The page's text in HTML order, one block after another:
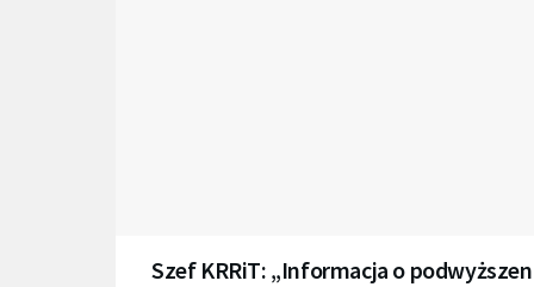
Szef KRRiT: „Informacja o